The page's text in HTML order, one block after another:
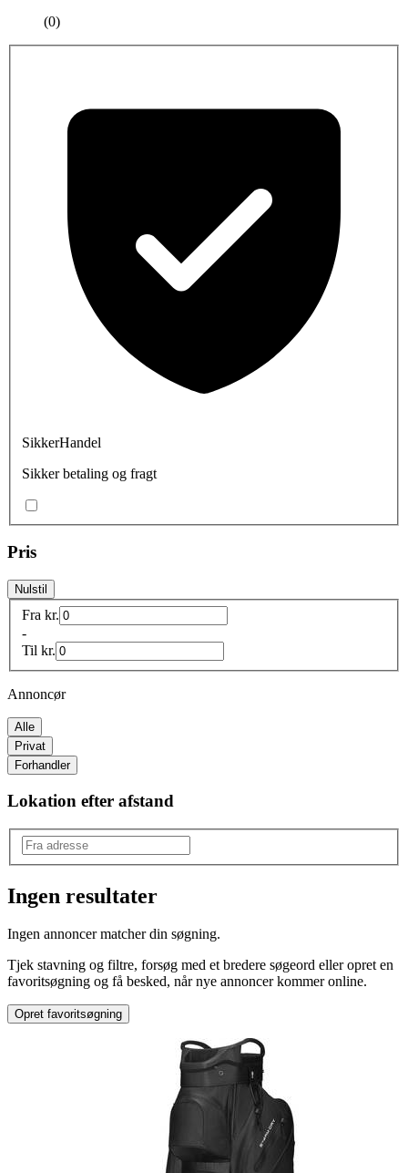
(0)
SikkerHandel
Sikker betaling og fragt
Pris
Nulstil
Fra kr.
-
Til kr.
Annoncør
Alle
Privat
Forhandler
Lokation efter afstand
Træningsudstyr
Type:
Styrketræning
Ingen resultater
Ingen annoncer matcher din søgning.
Tjek stavning og filtre, forsøg med et bredere søgeord eller opret en
favoritsøgning og få besked, når nye annoncer kommer online.
Opret favoritsøgning